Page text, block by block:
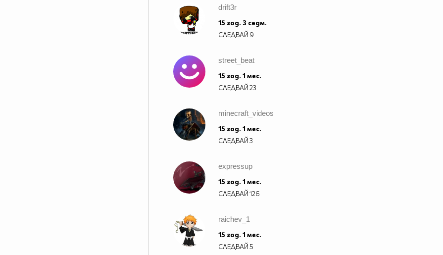
drift3r
15 год. 3 седм.
СЛЕДВАЙ 9
street_beat
15 год. 1 мес.
СЛЕДВАЙ23
minecraft_videos
15 год. 1 мес.
СЛЕДВАЙ3
expressup
15 год. 1 мес.
СЛЕДВАЙ126
raichev_1
15 год. 1 мес.
СЛЕДВАЙ5